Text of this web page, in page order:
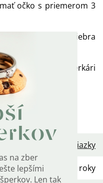
na zber
lepšími
Len tak
očko s priemerom 3
vyrobené zo striebra
rýdzosti.
vyrobili šperkári
strieborné retiazky
2 roky